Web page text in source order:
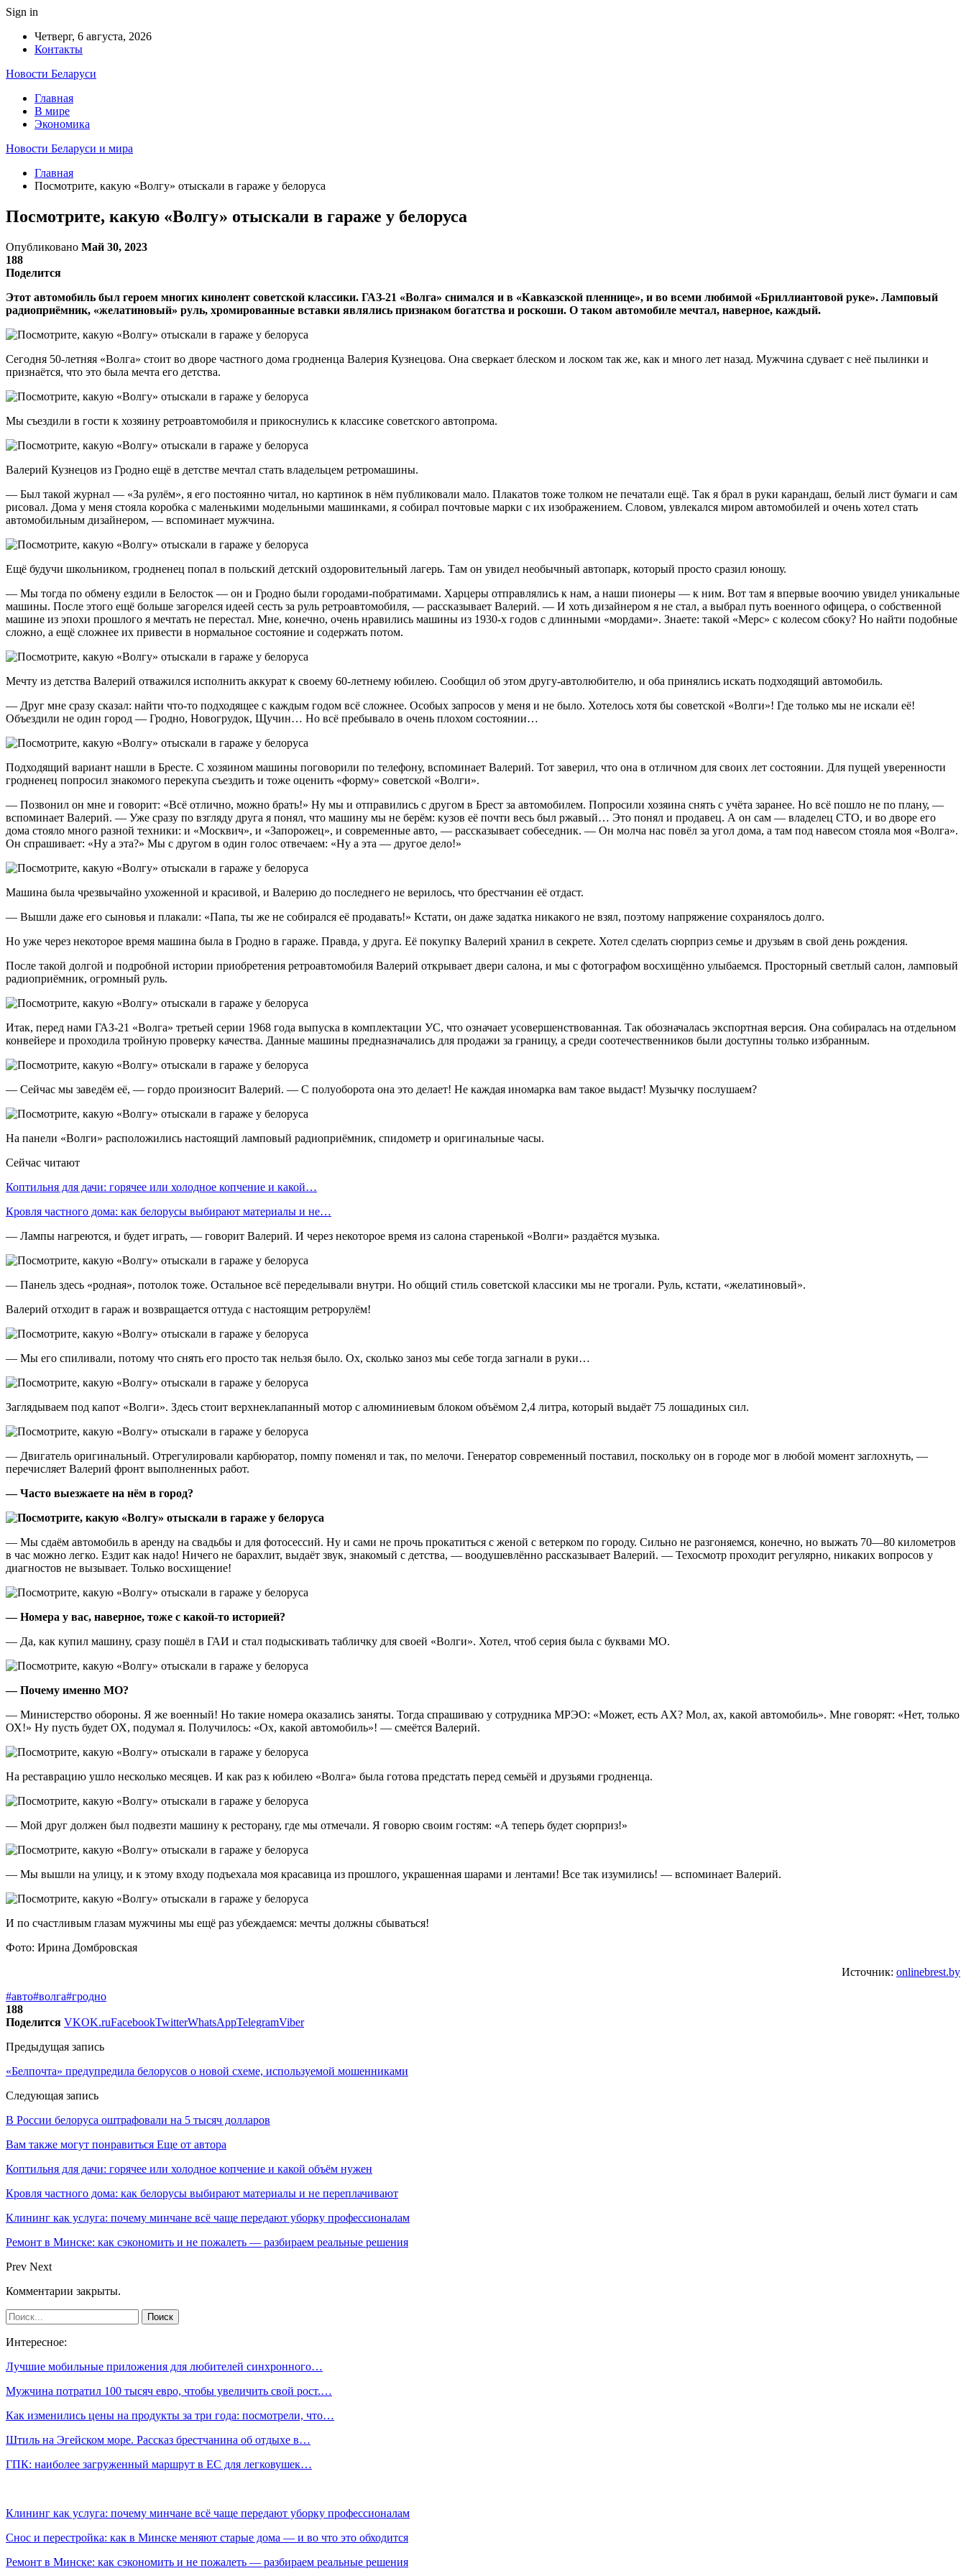
Sign in
Четверг, 6 августа, 2026
Контакты
Новости Беларуси
Главная
В мире
Экономика
Новости Беларуси и мира
Главная
Посмотрите, какую «Волгу» отыскали в гараже у белоруса
Посмотрите, какую «Волгу» отыскали в гараже у белоруса
Опубликовано Май 30, 2023
188
Поделится
Этот автомобиль был героем многих кинолент советской классики. ГАЗ-21 «Волга» снимался и в «Кавказской пленнице», и во всеми любимой «Бриллиантовой руке». Ламповый
радиоприёмник, «желатиновый» руль, хромированные вставки являлись признаком богатства и роскоши. О таком автомобиле мечтал, наверное, каждый.
Сегодня 50-летняя «Волга» стоит во дворе частного дома гродненца Валерия Кузнецова. Она сверкает блеском и лоском так же, как и много лет назад. Мужчина сдувает с неё пылинки и
признаётся, что это была мечта его детства.
Мы съездили в гости к хозяину ретроавтомобиля и прикоснулись к классике советского автопрома.
Валерий Кузнецов из Гродно ещё в детстве мечтал стать владельцем ретромашины.
— Был такой журнал — «За рулём», я его постоянно читал, но картинок в нём публиковали мало. Плакатов тоже толком не печатали ещё. Так я брал в руки карандаш, белый лист бумаги и сам
рисовал. Дома у меня стояла коробка с маленькими модельными машинками, я собирал почтовые марки с их изображением. Словом, увлекался миром автомобилей и очень хотел стать
автомобильным дизайнером, — вспоминает мужчина.
Ещё будучи школьником, гродненец попал в польский детский оздоровительный лагерь. Там он увидел необычный автопарк, который просто сразил юношу.
— Мы тогда по обмену ездили в Белосток — он и Гродно были городами-побратимами. Харцеры отправлялись к нам, а наши пионеры — к ним. Вот там я впервые воочию увидел уникальные
машины. После этого ещё больше загорелся идеей сесть за руль ретроавтомобиля, — рассказывает Валерий. — И хоть дизайнером я не стал, а выбрал путь военного офицера, о собственной
машине из эпохи прошлого я мечтать не перестал. Мне, конечно, очень нравились машины из 1930-х годов с длинными «мордами». Знаете: такой «Мерс» с колесом сбоку? Но найти подобные
сложно, а ещё сложнее их привести в нормальное состояние и содержать потом.
Мечту из детства Валерий отважился исполнить аккурат к своему 60-летнему юбилею. Сообщил об этом другу-автолюбителю, и оба принялись искать подходящий автомобиль.
— Друг мне сразу сказал: найти что-то подходящее с каждым годом всё сложнее. Особых запросов у меня и не было. Хотелось хотя бы советской «Волги»! Где только мы не искали её!
Объездили не один город — Гродно, Новогрудок, Щучин… Но всё пребывало в очень плохом состоянии…
Подходящий вариант нашли в Бресте. С хозяином машины поговорили по телефону, вспоминает Валерий. Тот заверил, что она в отличном для своих лет состоянии. Для пущей уверенности
гродненец попросил знакомого перекупа съездить и тоже оценить «форму» советской «Волги».
— Позвонил он мне и говорит: «Всё отлично, можно брать!» Ну мы и отправились с другом в Брест за автомобилем. Попросили хозяина снять с учёта заранее. Но всё пошло не по плану, —
вспоминает Валерий. — Уже сразу по взгляду друга я понял, что машину мы не берём: кузов её почти весь был ржавый… Это понял и продавец. А он сам — владелец СТО, и во дворе его
дома стояло много разной техники: и «Москвич», и «Запорожец», и современные авто, — рассказывает собеседник. — Он молча нас повёл за угол дома, а там под навесом стояла моя «Волга».
Он спрашивает: «Ну а эта?» Мы с другом в один голос отвечаем: «Ну а эта — другое дело!»
Машина была чрезвычайно ухоженной и красивой, и Валерию до последнего не верилось, что брестчанин её отдаст.
— Вышли даже его сыновья и плакали: «Папа, ты же не собирался её продавать!» Кстати, он даже задатка никакого не взял, поэтому напряжение сохранялось долго.
Но уже через некоторое время машина была в Гродно в гараже. Правда, у друга. Её покупку Валерий хранил в секрете. Хотел сделать сюрприз семье и друзьям в свой день рождения.
После такой долгой и подробной истории приобретения ретроавтомобиля Валерий открывает двери салона, и мы с фотографом восхищённо улыбаемся. Просторный светлый салон, ламповый
радиоприёмник, огромный руль.
Итак, перед нами ГАЗ-21 «Волга» третьей серии 1968 года выпуска в комплектации УС, что означает усовершенствованная. Так обозначалась экспортная версия. Она собиралась на отдельном
конвейере и проходила тройную проверку качества. Данные машины предназначались для продажи за границу, а среди соотечественников были доступны только избранным.
— Сейчас мы заведём её, — гордо произносит Валерий. — С полуоборота она это делает! Не каждая иномарка вам такое выдаст! Музычку послушаем?
На панели «Волги» расположились настоящий ламповый радиоприёмник, спидометр и оригинальные часы.
Сейчас читают
Коптильня для дачи: горячее или холодное копчение и какой…
Кровля частного дома: как белорусы выбирают материалы и не…
— Лампы нагреются, и будет играть, — говорит Валерий. И через некоторое время из салона старенькой «Волги» раздаётся музыка.
— Панель здесь «родная», потолок тоже. Остальное всё переделывали внутри. Но общий стиль советской классики мы не трогали. Руль, кстати, «желатиновый».
Валерий отходит в гараж и возвращается оттуда с настоящим ретрорулём!
— Мы его спиливали, потому что снять его просто так нельзя было. Ох, сколько заноз мы себе тогда загнали в руки…
Заглядываем под капот «Волги». Здесь стоит верхнеклапанный мотор с алюминиевым блоком объёмом 2,4 литра, который выдаёт 75 лошадиных сил.
— Двигатель оригинальный. Отрегулировали карбюратор, помпу поменял и так, по мелочи. Генератор современный поставил, поскольку он в городе мог в любой момент заглохнуть, —
перечисляет Валерий фронт выполненных работ.
— Часто выезжаете на нём в город?
— Мы сдаём автомобиль в аренду на свадьбы и для фотосессий. Ну и сами не прочь прокатиться с женой с ветерком по городу. Сильно не разгоняемся, конечно, но выжать 70—80 километров
в час можно легко. Ездит как надо! Ничего не барахлит, выдаёт звук, знакомый с детства, — воодушевлённо рассказывает Валерий. — Техосмотр проходит регулярно, никаких вопросов у
диагностов не вызывает. Только восхищение!
— Номера у вас, наверное, тоже с какой-то историей?
— Да, как купил машину, сразу пошёл в ГАИ и стал подыскивать табличку для своей «Волги». Хотел, чтоб серия была с буквами МО.
— Почему именно МО?
— Министерство обороны. Я же военный! Но такие номера оказались заняты. Тогда спрашиваю у сотрудника МРЭО: «Может, есть АХ? Мол, ах, какой автомобиль». Мне говорят: «Нет, только
ОХ!» Ну пусть будет ОХ, подумал я. Получилось: «Ох, какой автомобиль»! — смеётся Валерий.
На реставрацию ушло несколько месяцев. И как раз к юбилею «Волга» была готова предстать перед семьёй и друзьями гродненца.
— Мой друг должен был подвезти машину к ресторану, где мы отмечали. Я говорю своим гостям: «А теперь будет сюрприз!»
— Мы вышли на улицу, и к этому входу подъехала моя красавица из прошлого, украшенная шарами и лентами! Все так изумились! — вспоминает Валерий.
И по счастливым глазам мужчины мы ещё раз убеждаемся: мечты должны сбываться!
Фото: Ирина Домбровская
Источник: onlinebrest.by
#авто#волга#гродно
188
Поделится VKOK.ruFacebookTwitterWhatsAppTelegramViber
Предыдущая запись
«Белпочта» предупредила белорусов о новой схеме, используемой мошенниками
Следующая запись
В России белоруса оштрафовали на 5 тысяч долларов
Вам также могут понравиться Еще от автора
Коптильня для дачи: горячее или холодное копчение и какой объём нужен
Кровля частного дома: как белорусы выбирают материалы и не переплачивают
Клининг как услуга: почему минчане всё чаще передают уборку профессионалам
Ремонт в Минске: как сэкономить и не пожалеть — разбираем реальные решения
Prev Next
Комментарии закрыты.
Интересное:
Лучшие мобильные приложения для любителей синхронного…
Мужчина потратил 100 тысяч евро, чтобы увеличить свой рост.…
Как изменились цены на продукты за три года: посмотрели, что…
Штиль на Эгейском море. Рассказ брестчанина об отдыхе в…
ГПК: наиболее загруженный маршрут в ЕС для легковушек…
Клининг как услуга: почему минчане всё чаще передают уборку профессионалам
Снос и перестройка: как в Минске меняют старые дома — и во что это обходится
Ремонт в Минске: как сэкономить и не пожалеть — разбираем реальные решения